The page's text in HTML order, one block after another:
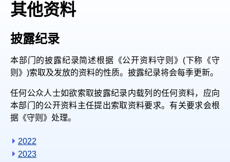
其他资料
披露纪录
本部门的披露纪录简述根据《公开资料守则》(下称《守
则》)索取及发放的资料的性质。披露纪录将会每季更新。
任何公众人士如欲索取披露纪录内载列的任何资料，应向
本部门的公开资料主任提出索取资料要求。有关要求会根
据《守则》处理。
2022
2023